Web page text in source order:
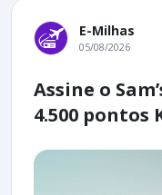
E-Milhas
05/08/2026
Assine o
4.500 pontos